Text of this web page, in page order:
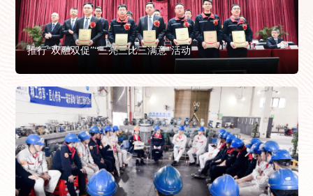
推行“双融双促”“三亮三比三满意”活动